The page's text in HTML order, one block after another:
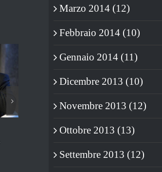
NON È SUCCESSO NIENTE
3 Commenti
LA GUERRA
Marzo 2014 (12)
Febbraio 2014 (10)
Gennaio 2014 (11)
Dicembre 2013 (10)
Novembre 2013 (12)
Ottobre 2013 (13)
Settembre 2013 (12)